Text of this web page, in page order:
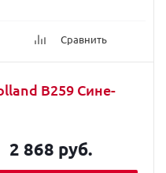
Сравнить
B259 Сине-
2 868 руб.